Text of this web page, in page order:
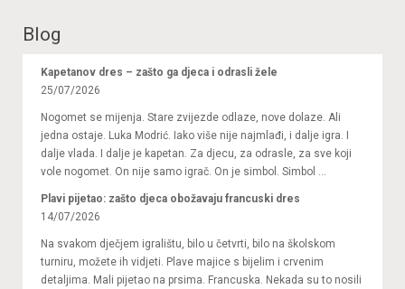
Blog
Kapetanov dres – zašto ga djeca i odrasli žele
25/07/2026
Nogomet se mijenja. Stare zvijezde odlaze, nove dolaze. Ali
jedna ostaje. Luka Modrić. Iako više nije najmlađi, i dalje igra. I
dalje vlada. I dalje je kapetan. Za djecu, za odrasle, za sve koji
vole nogomet. On nije samo igrač. On je simbol. Simbol ...
Plavi pijetao: zašto djeca obožavaju francuski dres
14/07/2026
Na svakom dječjem igralištu, bilo u četvrti, bilo na školskom
turniru, možete ih vidjeti. Plave majice s bijelim i crvenim
detaljima. Mali pijetao na prsima. Francuska. Nekada su to nosili